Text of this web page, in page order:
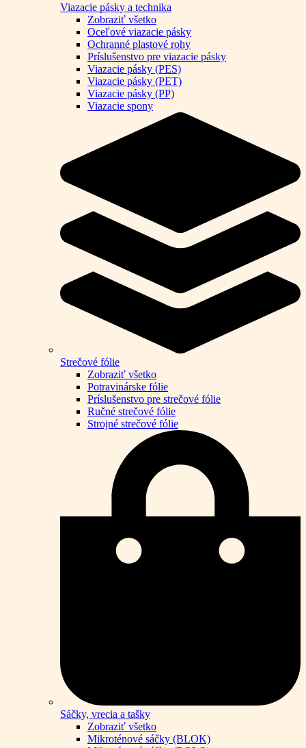
Viazacie pásky a technika
Zobraziť všetko
Oceľové viazacie pásky
Ochranné plastové rohy
Príslušenstvo pre viazacie pásky
Viazacie pásky (PES)
Viazacie pásky (PET)
Viazacie pásky (PP)
Viazacie spony
Strečové fólie
Zobraziť všetko
Potravinárske fólie
Príslušenstvo pre strečové fólie
Ručné strečové fólie
Strojné strečové fólie
Sáčky, vrecia a tašky
Zobraziť všetko
Mikroténové sáčky (BLOK)